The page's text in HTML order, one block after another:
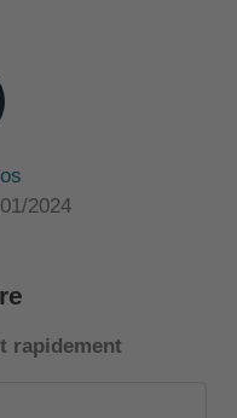
2024
rapidement